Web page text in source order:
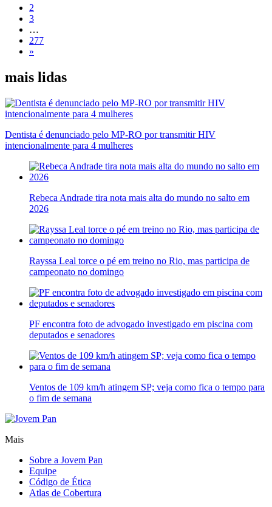
2
3
…
277
»
mais lidas
Dentista é denunciado pelo MP-RO por transmitir HIV
intencionalmente para 4 mulheres
Rebeca Andrade tira nota mais alta do mundo no salto em
2026
Rayssa Leal torce o pé em treino no Rio, mas participa de
campeonato no domingo
PF encontra foto de advogado investigado em piscina com
deputados e senadores
Ventos de 109 km/h atingem SP; veja como fica o tempo para
o fim de semana
Mais
Sobre a Jovem Pan
Equipe
Código de Ética
Atlas de Cobertura